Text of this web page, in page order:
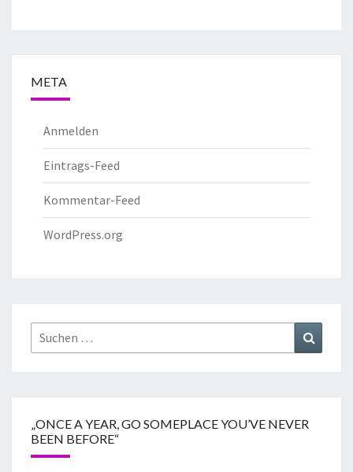
META
Anmelden
Eintrags-Feed
Kommentar-Feed
WordPress.org
„ONCE A YEAR, GO SOMEPLACE YOU’VE NEVER
BEEN BEFORE“